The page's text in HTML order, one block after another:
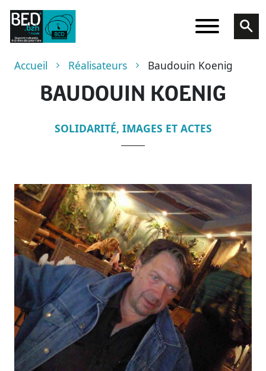
Aller au contenu principal
Fil d'Ariane
Accueil Réalisateurs Baudouin Koenig
BAUDOUIN KOENIG
SOLIDARITÉ, IMAGES ET ACTES